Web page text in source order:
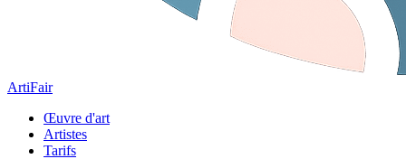
ArtiFair
Œuvre d'art
Artistes
Tarifs